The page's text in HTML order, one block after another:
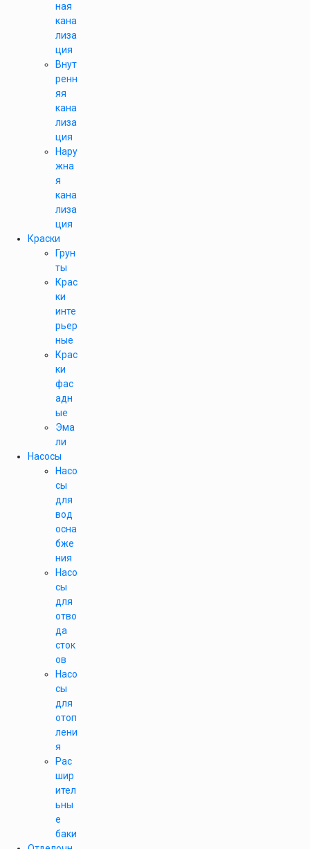
ная
кана
лиза
ция
Внут
ренн
яя
кана
лиза
ция
Нару
жна
я
кана
лиза
ция
Краски
Грун
ты
Крас
ки
инте
рьер
ные
Крас
ки
фас
адн
ые
Эма
ли
Насосы
Насо
сы
для
вод
осна
бже
ния
Насо
сы
для
отво
да
сток
ов
Насо
сы
для
отоп
лени
я
Рас
шир
ител
ьны
е
баки